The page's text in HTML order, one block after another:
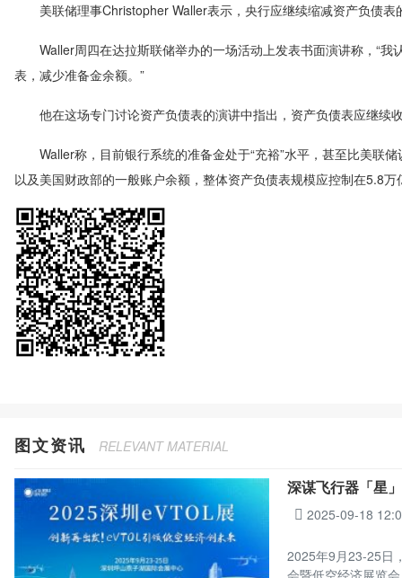
美联储理事Christopher Waller表示，央行应继续缩减资产负债表
Waller周四在达拉斯联储举办的一场活动上发表书面演讲称，“我
表，减少准备金余额。”
他在这场专门讨论资产负债表的演讲中指出，资产负债表应继续
Waller称，目前银行系统的准备金处于“充裕”水平，甚至比美联储
以及美国财政部的一般账户余额，整体资产负债表规模应控制在5.8
图文资讯 RELEVANT MATERIAL
深谋飞行器「星
2025-09-18
2025年9月23-25日
会暨低空经济展览